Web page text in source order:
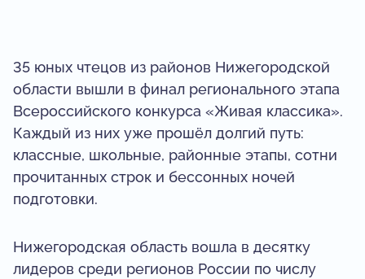
35 юных чтецов из районов Нижегородской
области вышли в финал регионального этапа
Всероссийского конкурса «Живая классика».
Каждый из них уже прошёл долгий путь:
классные, школьные, районные этапы, сотни
прочитанных строк и бессонных ночей
подготовки.
Нижегородская область вошла в десятку
лидеров среди регионов России по числу